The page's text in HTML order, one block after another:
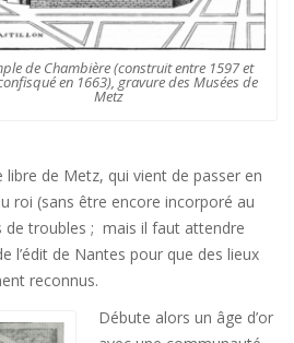
de Chambière (construit entre 1597 et
en 1663), gravure des Musées de
Metz
libre de Metz, qui vient de passer en
roi (sans être encore incorporé au
de troubles ; mais il faut attendre
l’édit de Nantes pour que des lieux
reconnus.
Débute alors un âge d’or